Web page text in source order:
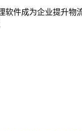
软件成为企业提升